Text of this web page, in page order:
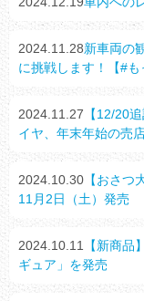
2024.11.28新車両の
に挑戦します！【#も
2024.11.27 【12/20
イヤ、年末年始の売
2024.10.30 【おさつ
11月2日（土）発売
2024.10.11 【新商
ギュア」を発売